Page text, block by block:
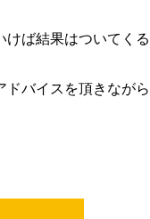
けば結果はついてくる
ドバイスを頂きながら